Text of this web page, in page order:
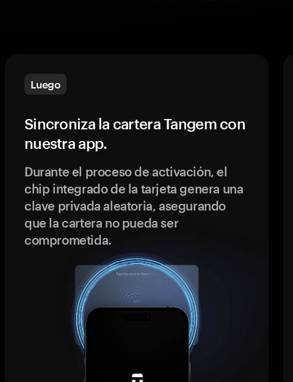
Luego
Sincroniza la cartera Tangem con
nuestra app.
Durante el proceso de activación, el
chip integrado de la tarjeta genera una
clave privada aleatoria, asegurando
que la cartera no pueda ser
comprometida.